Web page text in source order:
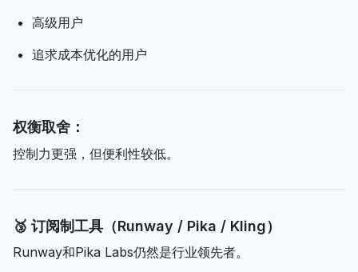
高级用户
追求成本优化的用户
权衡取舍：
控制力更强，但便利性较低。
🥉 订阅制工具（Runway / Pika / Kling）
Runway和Pika Labs仍然是行业领先者。